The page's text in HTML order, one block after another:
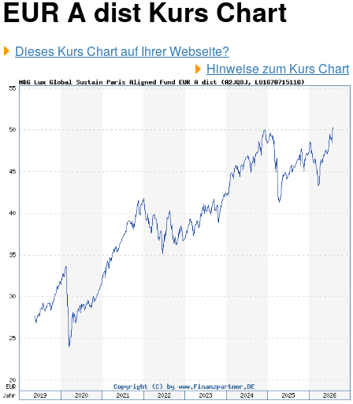
EUR A dist Kurs Chart
Dieses Kurs Chart auf Ihrer Webseite?
Hinweise zum Kurs Chart